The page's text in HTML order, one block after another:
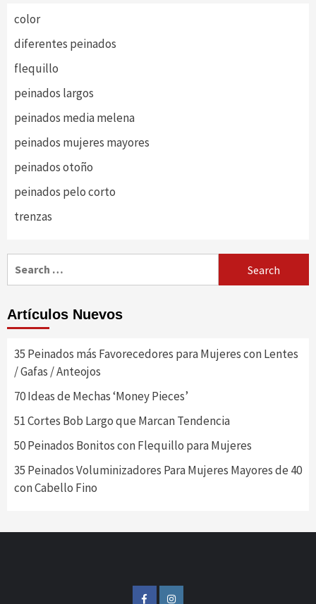
color
diferentes peinados
flequillo
peinados largos
peinados media melena
peinados mujeres mayores
peinados otoño
peinados pelo corto
trenzas
Artículos Nuevos
35 Peinados más Favorecedores para Mujeres con Lentes
/ Gafas / Anteojos
70 Ideas de Mechas ‘Money Pieces’
51 Cortes Bob Largo que Marcan Tendencia
50 Peinados Bonitos con Flequillo para Mujeres
35 Peinados Voluminizadores Para Mujeres Mayores de 40
con Cabello Fino
FB IG